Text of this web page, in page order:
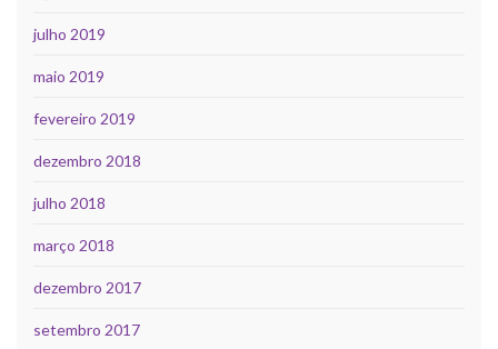
julho 2019
maio 2019
fevereiro 2019
dezembro 2018
julho 2018
março 2018
dezembro 2017
setembro 2017